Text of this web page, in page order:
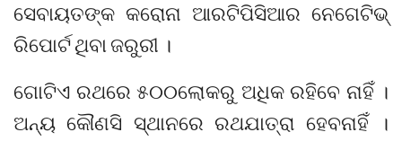
ସେବାୟତଙ୍କ କରୋନା ଆରଟିପିସିଆର ନେଗେଟିଭ୍
ରିପୋର୍ଟ ଥିବା ଜରୁରୀ ।
ଗୋଟିଏ ରଥରେ ୫୦୦ଲୋକରୁ ଅଧିକ ରହିବେ ନାହିଁ ।
ଅନ୍ୟ କୌଣସି ସ୍ଥାନରେ ରଥଯାତ୍ରା ହେବନାହିଁ ।